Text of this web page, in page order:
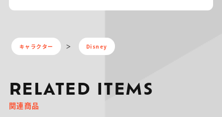
キャラクター Disney
RELATED ITEMS
関連商品